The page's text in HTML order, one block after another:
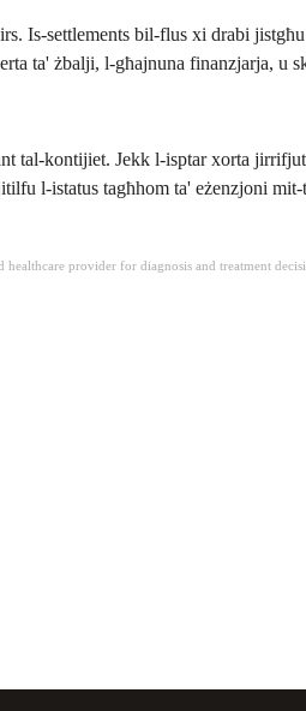
Is-settlements bil-flus xi drabi
ta' żbalji, l-għajnuna finanzjarja, u
tal-kontijiet. Jekk l-isptar xorta
l-istatus tagħhom ta' eżenzjoni
provider for diagnosis and treatment